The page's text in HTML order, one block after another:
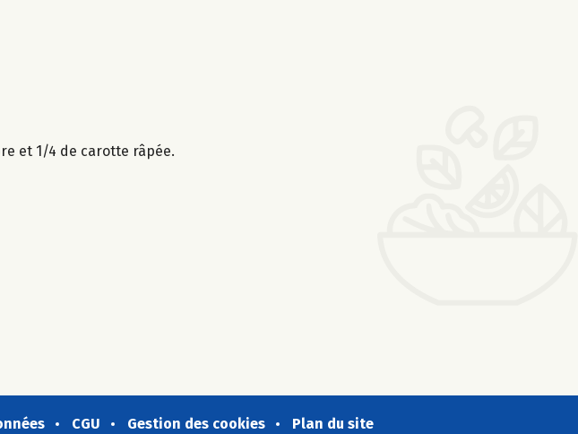
et 1/4 de carotte râpée.
CGU Gestion des cookies Plan du site